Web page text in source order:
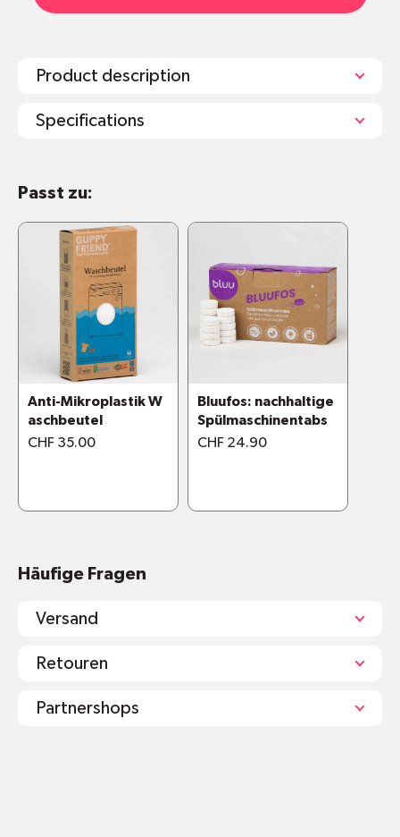
Product description
Specifications
Universal/Voll-Waschmittel «One-for-all»; für
alle Temperaturen und Textilien (inkl. Seide,
Wolle, Kaschmir) und Handwäsche geeignet
Bereits vordosiert
Praktisch zum Reisen
Die Variante "Duftfrei" eignet sich speziell für
empfindliche Haut & Nasen, Babywäsche
sowie Allergiker.
An trockenem Ort aufbewahren.
Ionische Tenside, anionische Tenside,
Ohne Mikroplastik, Farbstoffe, optische
Passt zu:
Anti-Mikroplastik W
aschbeutel
CHF 35.00
Bluufos: nachhaltige
Spülmaschinentabs
CHF 24.90
Häufige Fragen
Versand
Retouren
Partnershops